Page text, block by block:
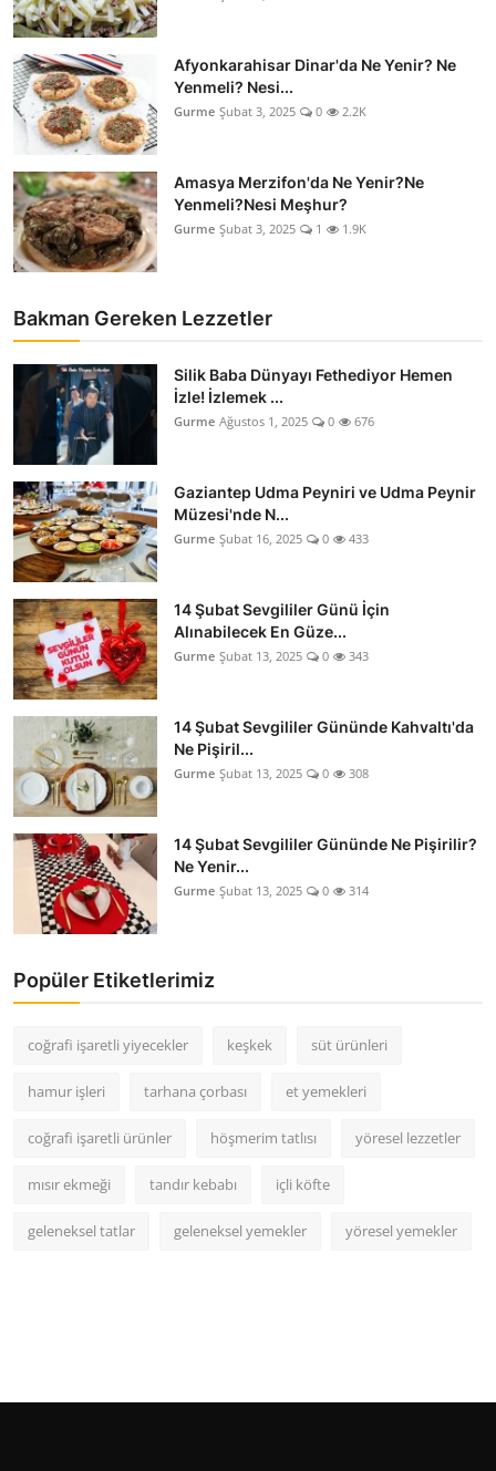
Afyonkarahisar Dinar'da Ne Yenir? Ne
Yenmeli? Nesi...
Gurme Şubat 3, 2025 0 2.2K
Amasya Merzifon'da Ne Yenir?Ne
Yenmeli?Nesi Meşhur?
Gurme Şubat 3, 2025 1 1.9K
Bakman Gereken Lezzetler
Silik Baba Dünyayı Fethediyor Hemen
İzle! İzlemek ...
Gurme Ağustos 1, 2025 0 676
Gaziantep Udma Peyniri ve Udma Peynir
Müzesi'nde N...
Gurme Şubat 16, 2025 0 433
14 Şubat Sevgililer Günü İçin
Alınabilecek En Güze...
Gurme Şubat 13, 2025 0 343
14 Şubat Sevgililer Gününde Kahvaltı'da
Ne Pişiril...
Gurme Şubat 13, 2025 0 308
14 Şubat Sevgililer Gününde Ne Pişirilir?
Ne Yenir...
Gurme Şubat 13, 2025 0 314
Popüler Etiketlerimiz
coğrafi işaretli yiyecekler keşkek süt ürünleri
hamur işleri tarhana çorbası et yemekleri
coğrafi işaretli ürünler höşmerim tatlısı yöresel lezzetler
mısır ekmeği tandır kebabı içli köfte
geleneksel tatlar geleneksel yemekler yöresel yemekler